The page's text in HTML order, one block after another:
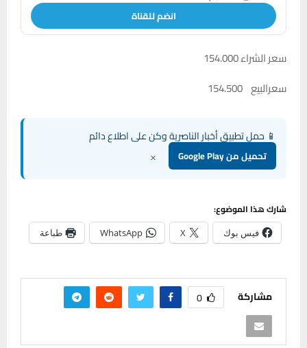
انضم للقناة
سعر الشراء 154.000
سعرالبيع 154.500
📱 حمل تطبيق أخبار الناصرية وكن على اطلاع دائم
تحميل من Google Play ×
شارك هذا الموضوع:
فيس بوك X
WhatsApp طباعة
مشاركة 0